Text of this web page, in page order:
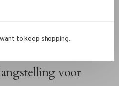
voor
to keep shopping.